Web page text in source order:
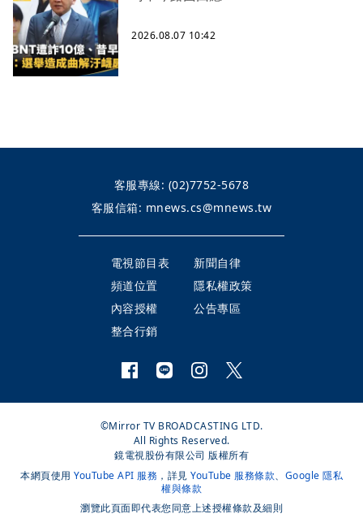
2026.08.07 10:42
客服專線: (02)7752-5678
客服信箱: mnews.cs@mnews.tw
電視節目表
新聞自律
頻道位置
隱私權政策
內容授權
公告專區
整合行銷
©Mirror TV BROADCASTING LTD.
All Rights Reserved.
鏡電視股份有限公司 版權所有
本網頁使用 YouTube API 服務 ，詳見 YouTube 服務條款、 Google 隱私
權與條款
瀏覽此頁面即代表您同意上述授權條款及細則